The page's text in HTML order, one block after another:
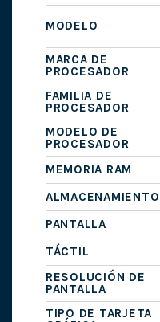
MODELO
MARCA DE
PROCESADOR
FAMILIA DE
PROCESADOR
MODELO DE
PROCESADOR
MEMORIA RAM
ALMACENAMIENTO
PANTALLA
TÁCTIL
RESOLUCIÓN DE
PANTALLA
TIPO DE TARJETA